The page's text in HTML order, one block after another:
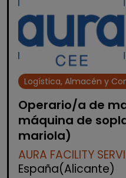
Logística, Almacén y
Operario/a de
máquina de
mariola)
AURA FACILITY
España(Alicante)